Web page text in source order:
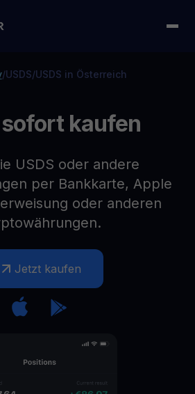
/USDS/USDS in Österreich
sofort kaufen
USDS oder andere
per Bankkarte, Apple
oder anderen
Jetzt kaufen